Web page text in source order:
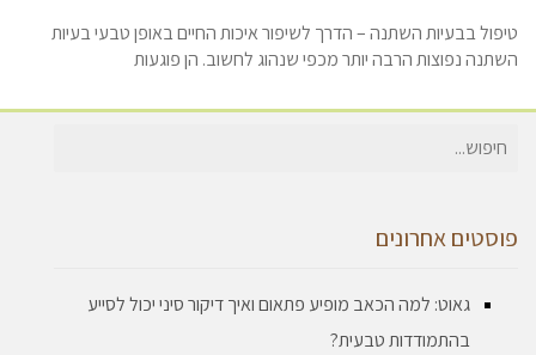
טיפול בבעיות השתנה – הדרך לשיפור איכות החיים באופן טבעי בעיות
השתנה נפוצות הרבה יותר מכפי שנהוג לחשוב. הן פוגעות
חיפוש
פוסטים אחרונים
גאוט: למה הכאב מופיע פתאום ואיך דיקור סיני יכול לסייע
בהתמודדות טבעית?